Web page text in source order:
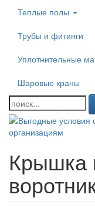
Теплые полы
Трубы и фитинги
Уплотнительные
Шаровые краны
Крышка